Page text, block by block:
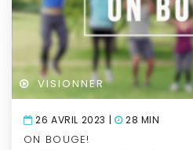
VISIONNER
26 AVRIL 2023 | 28 MIN
ON BOUGE!